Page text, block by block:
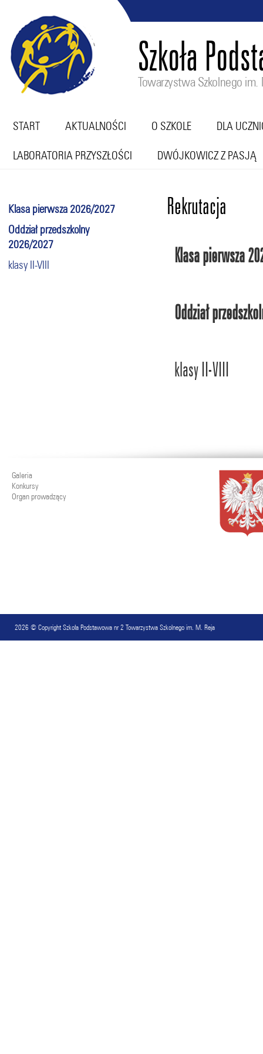
Szkoła
Towarzystwa Szkolnego im.
START AKTUALNOŚCI O SZKOLE DLA
LABORATORIA PRZYSZŁOŚCI DWÓJKOWICZ Z PASJĄ
Klasa pierwsza 2026/2027
Oddział przedszkolny
2026/2027
klasy II-VIII
Rekrutacja
Klasa pierwsza
Oddział
klasy II-VIII
Galeria
Konkursy
Organ prowadzący
2026 © Copyright Szkoła Podstawowa nr 2 Towarzystwa Szkolnego im. M. Reja